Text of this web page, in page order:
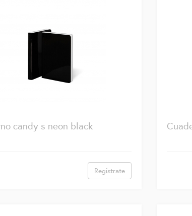
candy s neon black
Regístrate